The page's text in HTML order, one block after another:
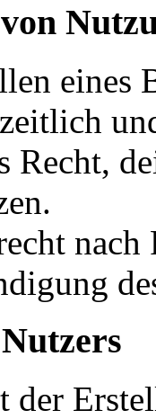
eines
Recht,